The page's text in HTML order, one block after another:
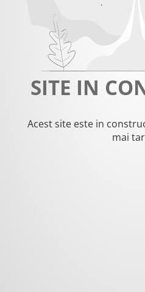
SITE IN
Acest site este in
mai